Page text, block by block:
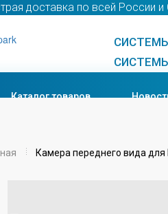
доставка по всей России и
Каталог товаров
Камера переднего вида